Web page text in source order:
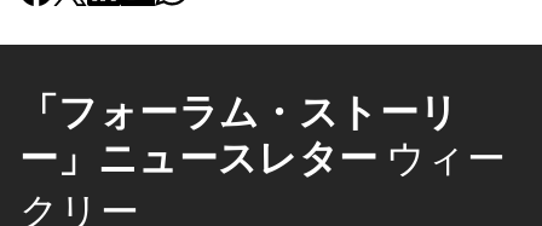
「フォーラム・ストーリ
ー」ニュースレター ウィー
クリー